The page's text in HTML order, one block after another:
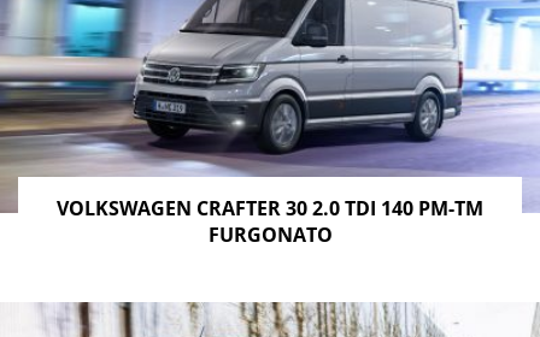
VOLKSWAGEN CRAFTER 30 2.0 TDI 140 PM-TM
FURGONATO